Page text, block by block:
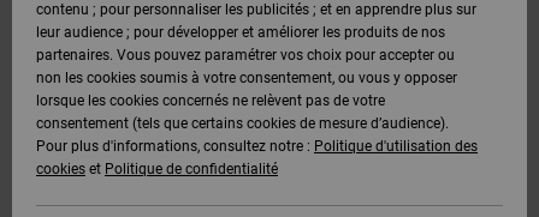
contenu ; pour personnaliser les publicités ; et en apprendre plus sur
leur audience ; pour développer et améliorer les produits de nos
partenaires. Vous pouvez paramétrer vos choix pour accepter ou
non les cookies soumis à votre consentement, ou vous y opposer
lorsque les cookies concernés ne relèvent pas de votre
consentement (tels que certains cookies de mesure d’audience).
Pour plus d'informations, consultez notre : Politique d'utilisation des
cookies et Politique de confidentialité